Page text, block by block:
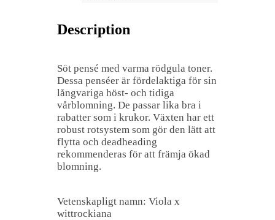
Description
Söt pensé med varma rödgula toner.
Dessa penséer är fördelaktiga för sin
långvariga höst- och tidiga
vårblomning. De passar lika bra i
rabatter som i krukor. Växten har ett
robust rotsystem som gör den lätt att
flytta och deadheading
rekommenderas för att främja ökad
blomning.
Vetenskapligt namn: Viola x
wittrockiana